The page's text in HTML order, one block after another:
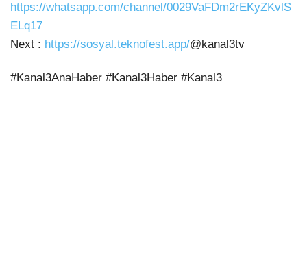
https://whatsapp.com/channel/0029VaFDm2rEKyZKvlS
ELq17
Next : https://sosyal.teknofest.app/@kanal3tv
#Kanal3AnaHaber #Kanal3Haber #Kanal3